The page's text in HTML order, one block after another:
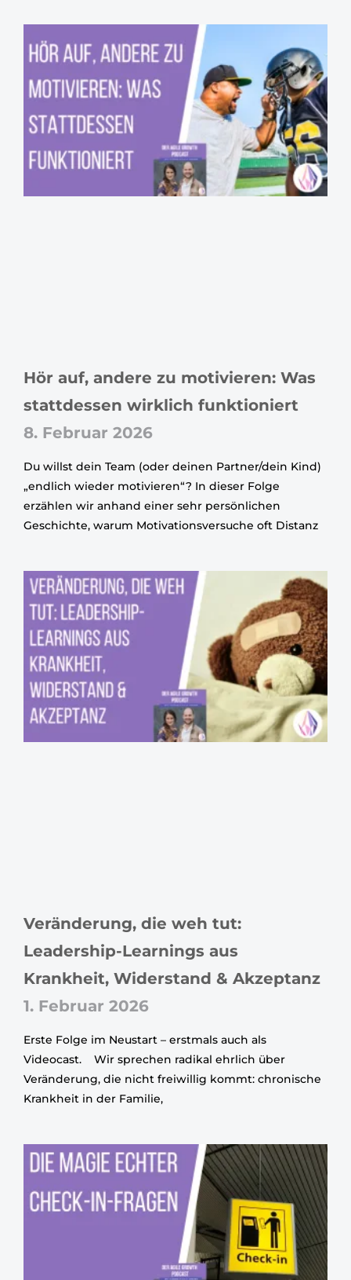
Hör auf, andere zu motivieren: Was
stattdessen wirklich funktioniert
8. Februar 2026
Du willst dein Team (oder deinen Partner/dein Kind)
„endlich wieder motivieren“? In dieser Folge
erzählen wir anhand einer sehr persönlichen
Geschichte, warum Motivationsversuche oft Distanz
Veränderung, die weh tut:
Leadership-Learnings aus
Krankheit, Widerstand & Akzeptanz
1. Februar 2026
Erste Folge im Neustart – erstmals auch als
Videocast. Wir sprechen radikal ehrlich über
Veränderung, die nicht freiwillig kommt: chronische
Krankheit in der Familie,